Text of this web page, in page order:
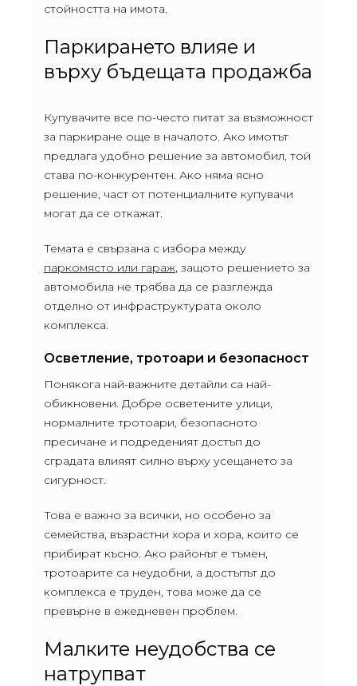
стойността на имота.
Паркирането влияе и
върху бъдещата продажба
Купувачите все по-често питат за възможност
за паркиране още в началото. Ако имотът
предлага удобно решение за автомобил, той
става по-конкурентен. Ако няма ясно
решение, част от потенциалните купувачи
могат да се откажат.
Темата е свързана с избора между
паркомясто или гараж , защото решението за
автомобила не трябва да се разглежда
отделно от инфраструктурата около
комплекса.
Осветление, тротоари и безопасност
Понякога най-важните детайли са най-
обикновени. Добре осветените улици,
нормалните тротоари, безопасното
пресичане и подреденият достъп до
сградата влияят силно върху усещането за
сигурност.
Това е важно за всички, но особено за
семейства, възрастни хора и хора, които се
прибират късно. Ако районът е тъмен,
тротоарите са неудобни, а достъпът до
комплекса е труден, това може да се
превърне в ежедневен проблем.
Малките неудобства се
натрупват